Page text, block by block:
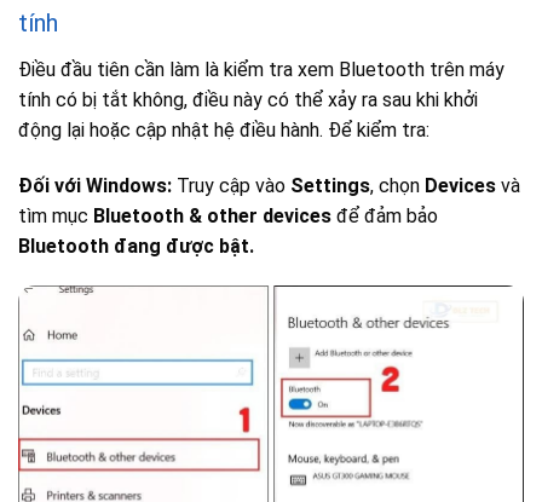
tính
Điều đầu tiên cần làm là kiểm tra xem Bluetooth trên máy
tính có bị tắt không, điều này có thể xảy ra sau khi khởi
động lại hoặc cập nhật hệ điều hành. Để kiểm tra:
Đối với Windows: Truy cập vào Settings, chọn Devices và
tìm mục Bluetooth & other devices để đảm bảo
Bluetooth đang được bật.